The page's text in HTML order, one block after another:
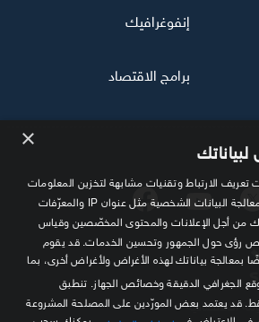
الاقتصادية
إنفوغرافيك
برامج الاقتصاد
×
الارتباط وتقنيات مشابهة لتخزين المعلومات
على جهازك والوصول إليها ومعالجة البيانات الشخصية مثل عنوان IP والمعرّفات
من أجل الإعلانات والمحتوى المخصّصين وقياس
رؤى حول الجمهور وتحسين الخدمات. قد يقوم
بمعالجة بياناتك لهذه الأغراض ولأغراض أخرى، بما
الجغرافي الدقيقة وخصائص الجهاز. تنطبق
قد يعتمد بعض المورّدين على المصلحة المشروعة
في الاعتراض في
. يمكنك سحب